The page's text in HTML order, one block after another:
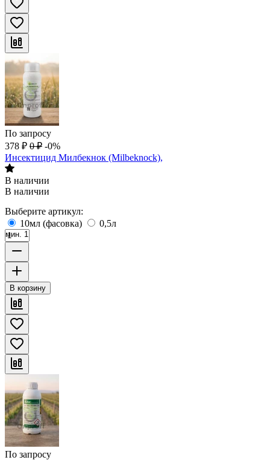
По запросу
378 ₽ 0 ₽ -0%
Инсектицид Милбекнок (Milbeknock),
В наличии
В наличии
Выберите артикул:
10мл (фасовка)
0,5л
мин. 1
В корзину
По запросу